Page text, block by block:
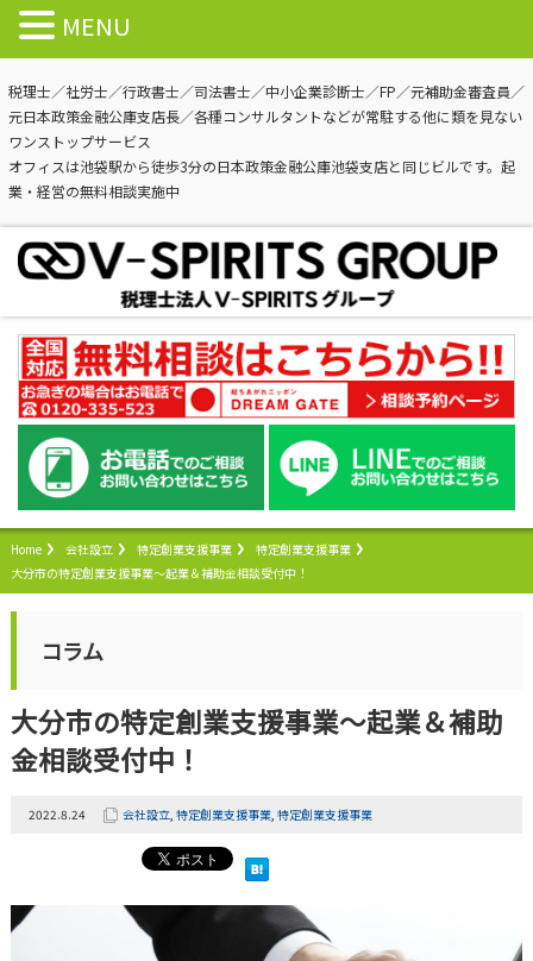
税理士／社労士／行政書士／司法書士／中小企業診断士／FP／元補助金審査員／
元日本政策金融公庫支店長／各種コンサルタントなどが常駐する他に類を見ない
ワンストップサービス
オフィスは池袋駅から徒歩3分の日本政策金融公庫池袋支店と同じビルです。起
業・経営の無料相談実施中
Home 会社設立 特定創業支援事業
特定創業支援事業
大分市の特定創業支援事業～起業＆補助金相談受付中！
コラム
大分市の特定創業支援事業～起業＆補助
金相談受付中！
2022.8.24 会社設立, 特定創業支援事業, 特定創業支援事業
MENU